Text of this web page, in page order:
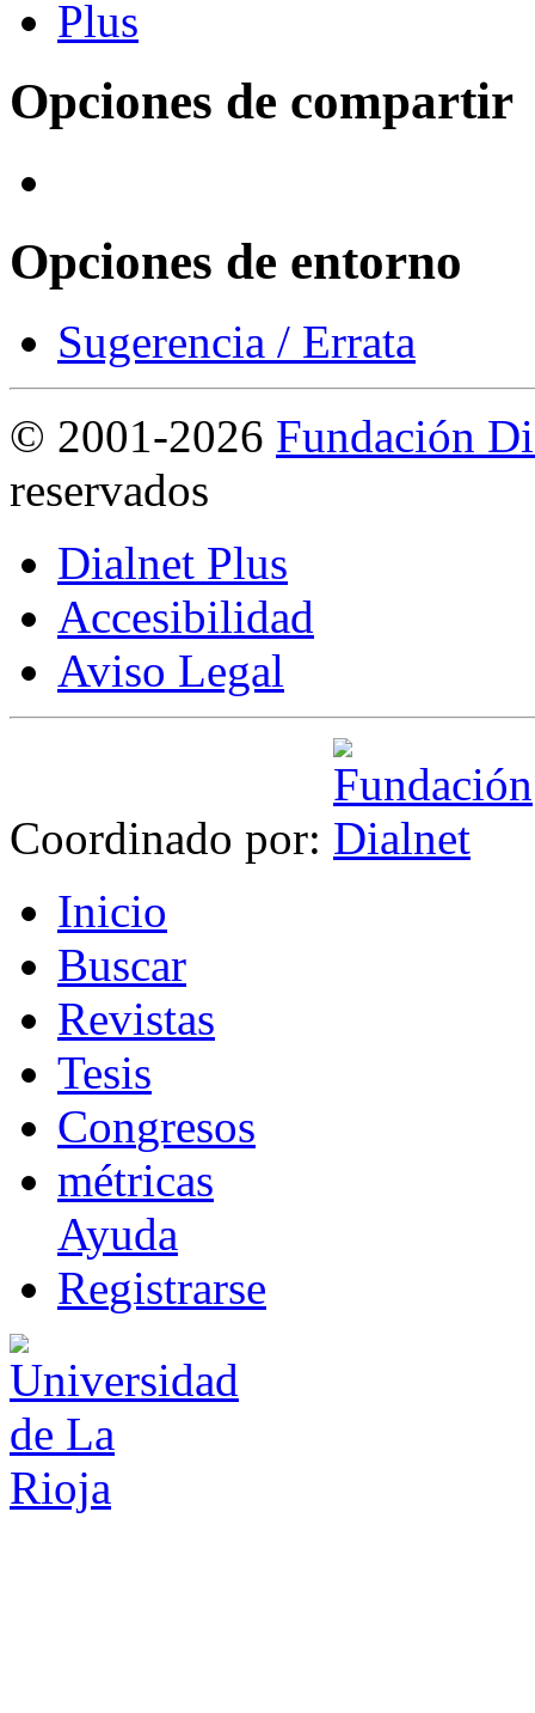
Opciones de compartir
Opciones de entorno
Sugerencia / Errata
© 2001-2026 Fundación
reservados
Dialnet Plus
Accesibilidad
Aviso Legal
Coordinado por:
Inicio
Buscar
Revistas
Tesis
Congresos
métricas
Ayuda
Registrarse